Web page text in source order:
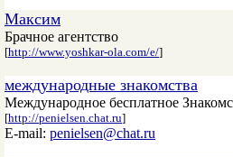
Максим
Брачное агентство
[http://www.yoshkar-ola.com/e/]
международные знакомства
Международное бесплатное
[http://penielsen.chat.ru]
E-mail: penielsen@chat.ru